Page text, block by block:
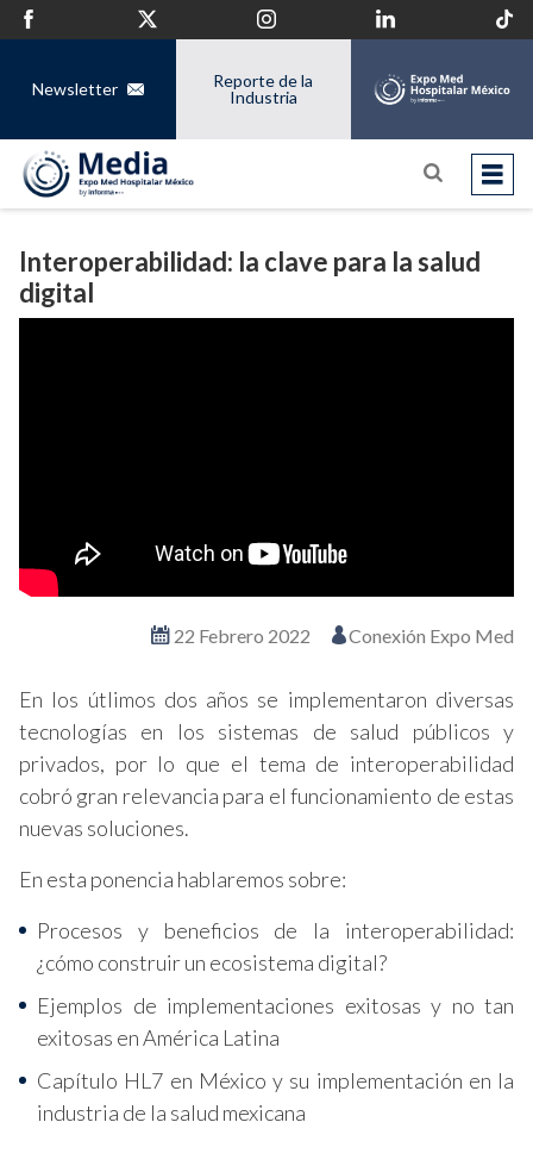
Newsletter
Reporte de la
Industria
Interoperabilidad: la clave para la salud
digital
22 Febrero 2022 Conexión Expo Med
En los útlimos dos años se implementaron diversas
tecnologías en los sistemas de salud públicos y
privados, por lo que el tema de interoperabilidad
cobró gran relevancia para el funcionamiento de estas
nuevas soluciones.
En esta ponencia hablaremos sobre:
Procesos y beneficios de la interoperabilidad:
¿cómo construir un ecosistema digital?
Ejemplos de implementaciones exitosas y no tan
exitosas en América Latina
Capítulo HL7 en México y su implementación en la
industria de la salud mexicana